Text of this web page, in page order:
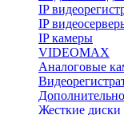
IP
IP
IP камеры
VIDEOMAX
Аналоговые
Жесткие